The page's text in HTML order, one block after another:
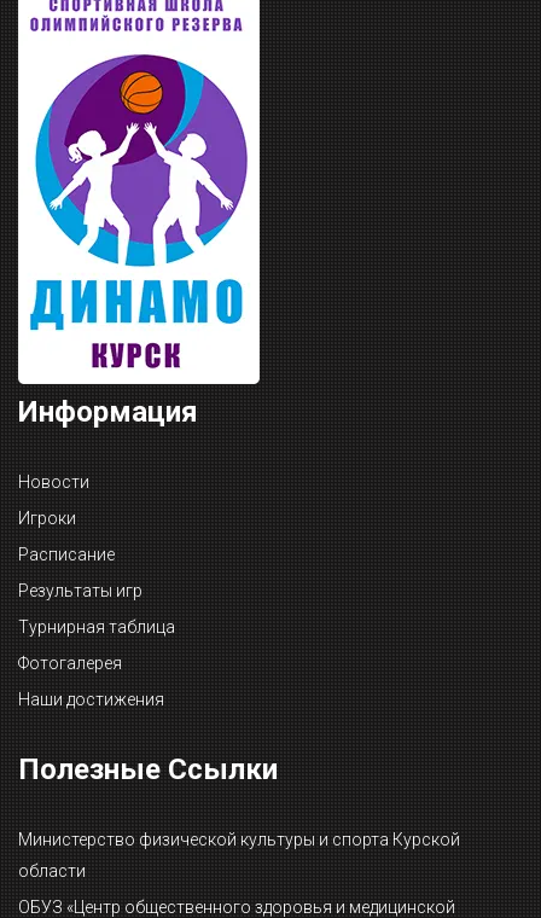
Информация
Новости
Игроки
Расписание
Результаты игр
Турнирная таблица
Фотогалерея
Наши достижения
Полезные Ссылки
Министерство физической культуры и спорта Курской
области
ОБУЗ «Центр общественного здоровья и медицинской